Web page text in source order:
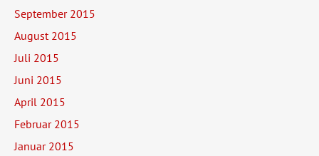
September 2015
August 2015
Juli 2015
Juni 2015
April 2015
Februar 2015
Januar 2015